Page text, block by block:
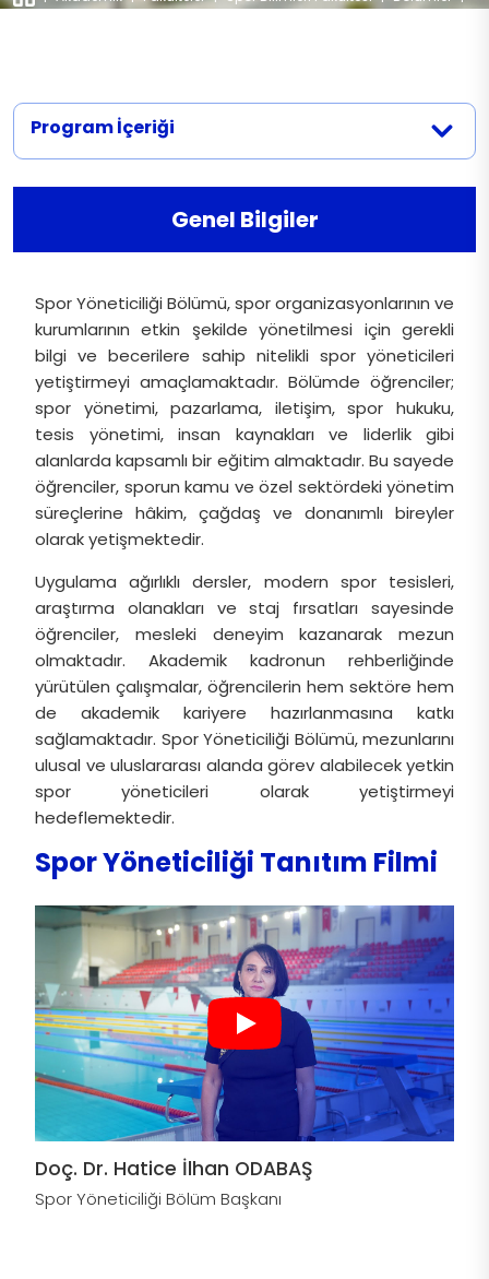
Spor Yöneticiliği
Spor Yöneticiliği (İngilizce)
Program İçeriği
Genel Bilgiler
Spor Yöneticiliği Bölümü, spor organizasyonlarının ve
kurumlarının etkin şekilde yönetilmesi için gerekli
bilgi ve becerilere sahip nitelikli spor yöneticileri
yetiştirmeyi amaçlamaktadır. Bölümde öğrenciler;
spor yönetimi, pazarlama, iletişim, spor hukuku,
tesis yönetimi, insan kaynakları ve liderlik gibi
alanlarda kapsamlı bir eğitim almaktadır. Bu sayede
öğrenciler, sporun kamu ve özel sektördeki yönetim
süreçlerine hâkim, çağdaş ve donanımlı bireyler
olarak yetişmektedir.
Uygulama ağırlıklı dersler, modern spor tesisleri,
araştırma olanakları ve staj fırsatları sayesinde
öğrenciler, mesleki deneyim kazanarak mezun
olmaktadır. Akademik kadronun rehberliğinde
yürütülen çalışmalar, öğrencilerin hem sektöre hem
de akademik kariyere hazırlanmasına katkı
sağlamaktadır. Spor Yöneticiliği Bölümü, mezunlarını
ulusal ve uluslararası alanda görev alabilecek yetkin
spor yöneticileri olarak yetiştirmeyi
hedeflemektedir.
Spor Yöneticiliği Tanıtım Filmi
Doç. Dr. Hatice İlhan ODABAŞ
Spor Yöneticiliği Bölüm Başkanı